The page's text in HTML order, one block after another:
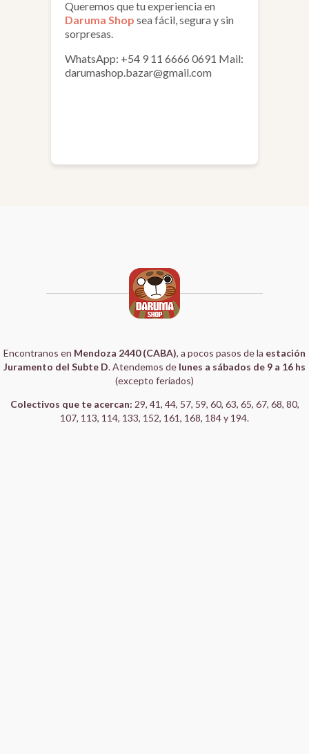
Queremos que tu experiencia en
Daruma Shop sea fácil, segura y sin
sorpresas.
WhatsApp: +54 9 11 6666 0691 Mail:
darumashop.bazar@gmail.com
Encontranos en Mendoza 2440 (CABA), a pocos pasos de la estación
Juramento del Subte D. Atendemos de lunes a sábados de 9 a 16 hs
(excepto feriados)
Colectivos que te acercan: 29, 41, 44, 57, 59, 60, 63, 65, 67, 68, 80,
107, 113, 114, 133, 152, 161, 168, 184 y 194.